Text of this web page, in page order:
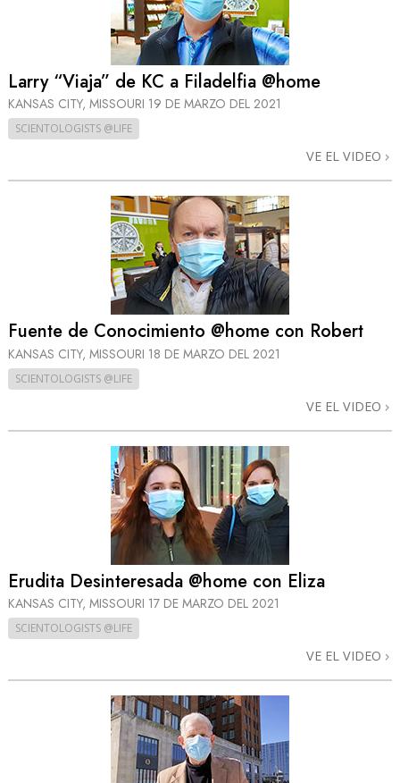
Larry “Viaja” de KC a Filadelfia @home
KANSAS CITY, MISSOURI 19 DE MARZO DEL 2021
SCIENTOLOGISTS @LIFE
VE EL VIDEO
Fuente de Conocimiento @home con Robert
KANSAS CITY, MISSOURI 18 DE MARZO DEL 2021
SCIENTOLOGISTS @LIFE
VE EL VIDEO
Erudita Desinteresada @home con Eliza
KANSAS CITY, MISSOURI 17 DE MARZO DEL 2021
SCIENTOLOGISTS @LIFE
VE EL VIDEO